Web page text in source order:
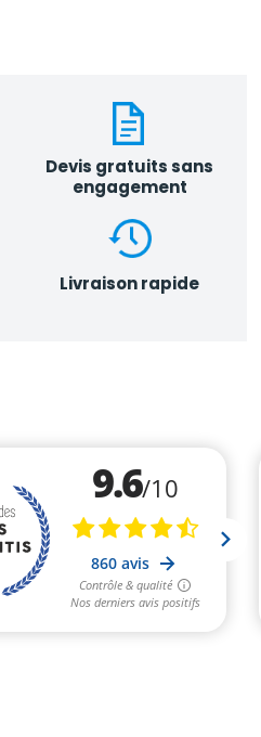
Devis gratuits sans
engagement
Livraison rapide